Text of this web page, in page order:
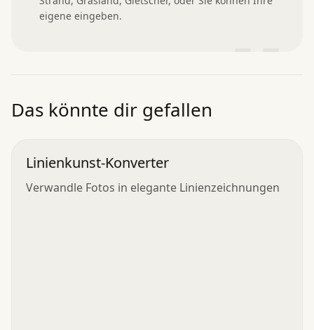
eigene eingeben.
Das könnte dir gefallen
Linienkunst-Konverter
Verwandle Fotos in elegante Linienzeichnungen